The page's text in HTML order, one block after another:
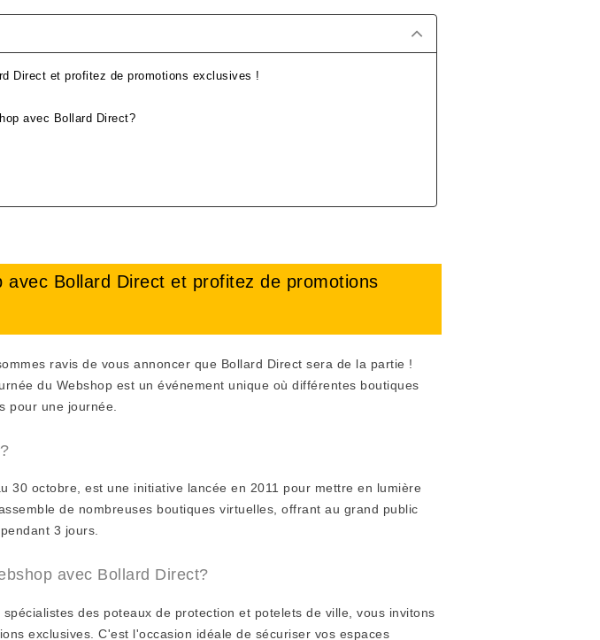
Direct et profitez de promotions exclusives !
avec Bollard Direct?
avec Bollard Direct et profitez de promotions
ravis de vous annoncer que Bollard Direct sera de la partie !
du Webshop est un événement unique où différentes boutiques
pour une journée.
30 octobre, est une initiative lancée en 2011 pour mettre en lumière
de nombreuses boutiques virtuelles, offrant au grand public
3 jours.
avec Bollard Direct?
des poteaux de protection et potelets de ville, vous invitons
exclusives. C'est l'occasion idéale de sécuriser vos espaces